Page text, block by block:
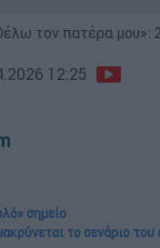
τον πατέρα μου»:
12:25
σημείο
το σενάριο του